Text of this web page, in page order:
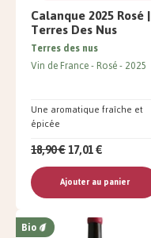
Calanque 2025 Rosé |
Terres Des Nus
Une aromatique fraîche et
épicée
Terres des nus
Vin de France Rosé 2025
18,90 €17,01 €
Ajouter au panier
Bio